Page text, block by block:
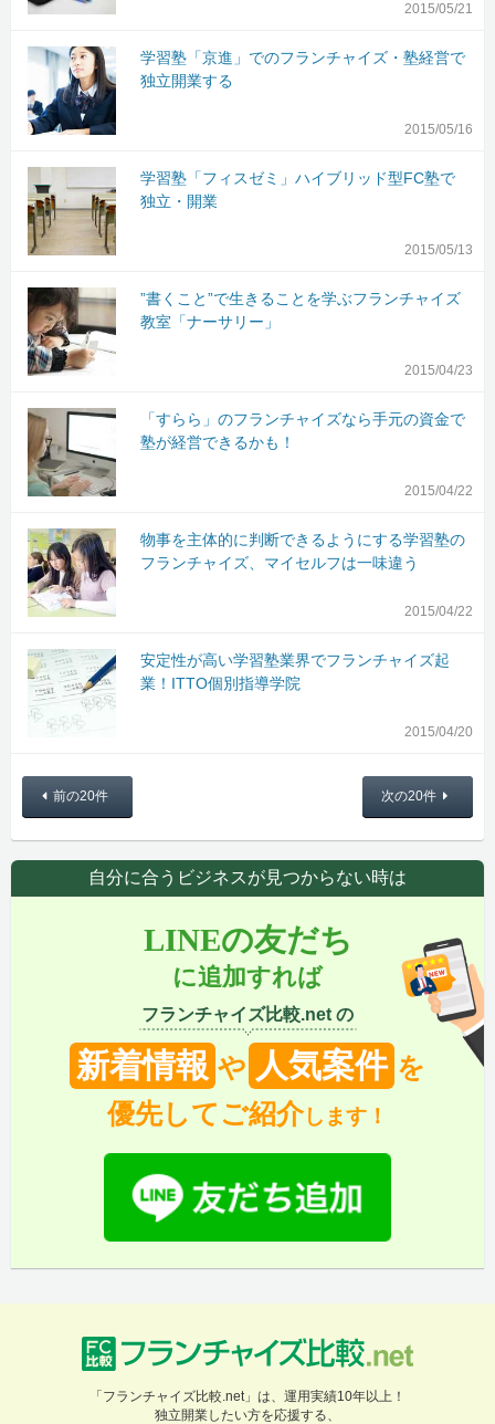
2015/05/21
学習塾「京進」でのフランチャイズ・塾経営で
独立開業する
2015/05/16
学習塾「フィスゼミ」ハイブリッド型FC塾で
独立・開業
2015/05/13
”書くこと”で生きることを学ぶフランチャイズ
教室「ナーサリー」
2015/04/23
「すらら」のフランチャイズなら手元の資金で
塾が経営できるかも！
2015/04/22
物事を主体的に判断できるようにする学習塾の
フランチャイズ、マイセルフは一味違う
2015/04/22
安定性が高い学習塾業界でフランチャイズ起
業！ITTO個別指導学院
2015/04/20
前の20件 次の20件
自分に合うビジネスが見つからない時は
LINEの友だち
に追加すれば
フランチャイズ比較.net の
新着情報 や 人気案件 を
優先してご紹介します！
「フランチャイズ比較.net」は、運用実績10年以上！
独立開業したい方を応援する、